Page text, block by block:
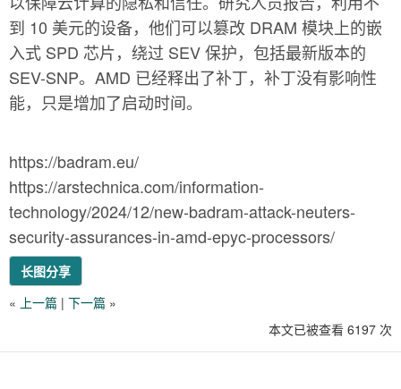
到 10 美元的设备，他们可以篡改 DRAM 模块上的嵌
入式 SPD 芯片，绕过 SEV 保护，包括最新版本的
SEV-SNP。AMD 已经释出了补丁，补丁没有影响性
能，只是增加了启动时间。
https://badram.eu/
https://arstechnica.com/information-
technology/2024/12/new-badram-attack-neuters-
security-assurances-in-amd-epyc-processors/
长图分享
« 上一篇 | 下一篇 »
本文已被查看 6197 次